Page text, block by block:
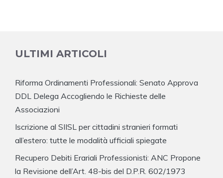
ULTIMI ARTICOLI
Riforma Ordinamenti Professionali: Senato Approva
DDL Delega Accogliendo le Richieste delle
Associazioni
Iscrizione al SIISL per cittadini stranieri formati
all’estero: tutte le modalità ufficiali spiegate
Recupero Debiti Erariali Professionisti: ANC Propone
la Revisione dell’Art. 48-bis del D.P.R. 602/1973